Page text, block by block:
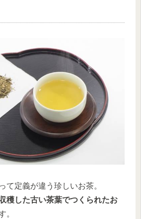
て定義が違う珍しいお茶。
穫した古い茶葉でつくられたお
。